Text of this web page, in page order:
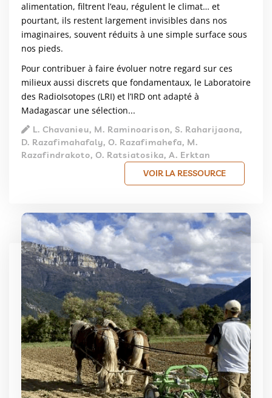
alimentation, filtrent l’eau, régulent le climat… et
pourtant, ils restent largement invisibles dans nos
imaginaires, souvent réduits à une simple surface sous
nos pieds.
Pour contribuer à faire évoluer notre regard sur ces
milieux aussi discrets que fondamentaux, le Laboratoire
des RadioIsotopes (LRI) et l’IRD ont adapté à
Madagascar une sélection...
L. Chavanieu, M. Raminoarison, S. Raharijaona,
D. Razafimahafaly, O. Razafimahefa, M.
Razafindrakoto, O. Ratsiatosika, A. Erktan
VOIR LA RESSOURCE